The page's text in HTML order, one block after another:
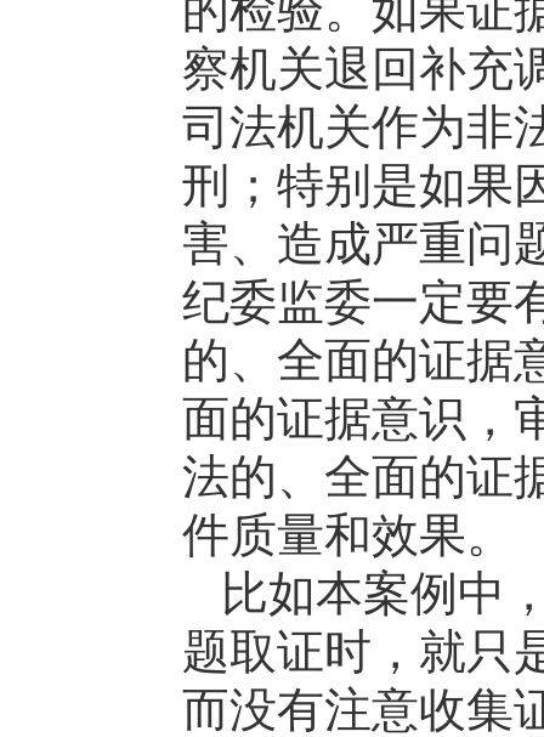
察机关退回补充
司法机关作为非
刑；特别是如果
害、造成严重问
纪委监委一定要
的、全面的证据
面的证据意识，
法的、全面的证
件质量和效果。
比如本案例中
题取证时，就只
而没有注意收集